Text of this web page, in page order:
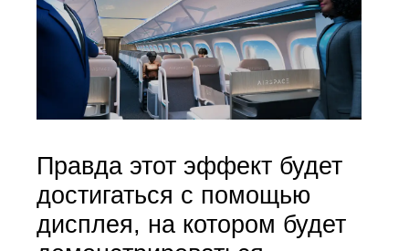
Правда этот эффект будет
достигаться с помощью
дисплея, на котором будет